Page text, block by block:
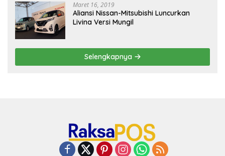
Maret 16, 2019
Aliansi Nissan-Mitsubishi Luncurkan
Livina Versi Mungil
Selengkapnya